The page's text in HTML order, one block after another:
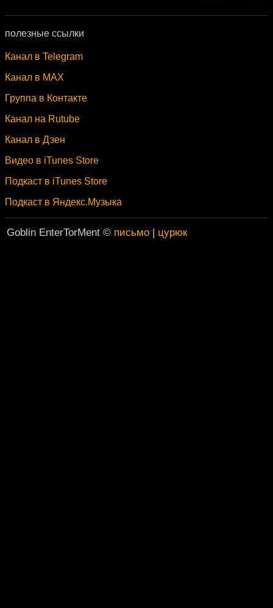
полезные ссылки
Канал в Telegram
Канал в MAX
Группа в Контакте
Канал на Rutube
Канал в Дзен
Видео в iTunes Store
Подкаст в iTunes Store
Подкаст в Яндекс.Музыка
Goblin EnterTorMent © письмо | цурюк